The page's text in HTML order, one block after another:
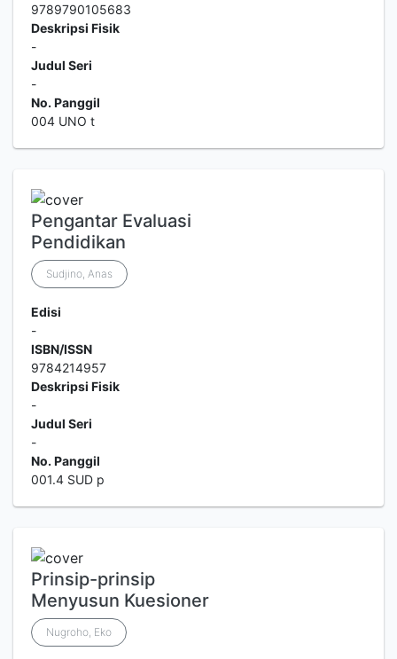
9789790105683
Deskripsi Fisik
-
Judul Seri
-
No. Panggil
004 UNO t
Pengantar Evaluasi
Pendidikan
Sudjino, Anas
Edisi
-
ISBN/ISSN
9784214957
Deskripsi Fisik
-
Judul Seri
-
No. Panggil
001.4 SUD p
Prinsip-prinsip
Menyusun Kuesioner
Nugroho, Eko